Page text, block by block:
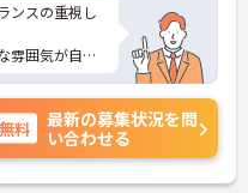
ンスの重視し
雰囲気が自慢
など、詳細を
ください。
無料
最新の募集状況を問
い合わせる